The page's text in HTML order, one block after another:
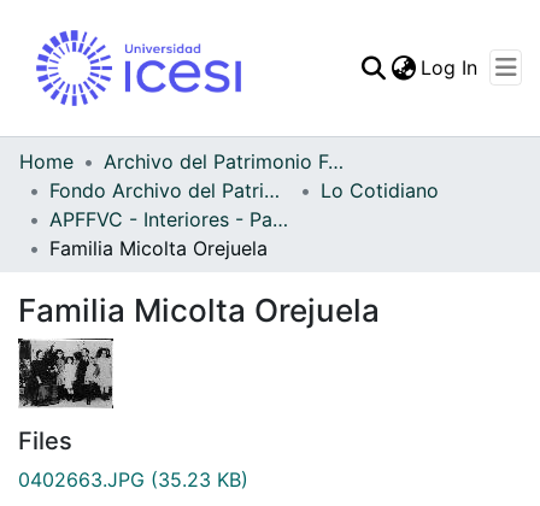
Statistics
Log In
Home
Archivo del Patrimonio Fotográfico y Fílmico del Valle del Cauca
Fondo Archivo del Patrimonio Fotográfico y Fílmico del Valle del Cauca
Lo Cotidiano
APFFVC - Interiores - Patrimonial
Familia Micolta Orejuela
Familia Micolta Orejuela
Files
0402663.JPG (35.23 KB)